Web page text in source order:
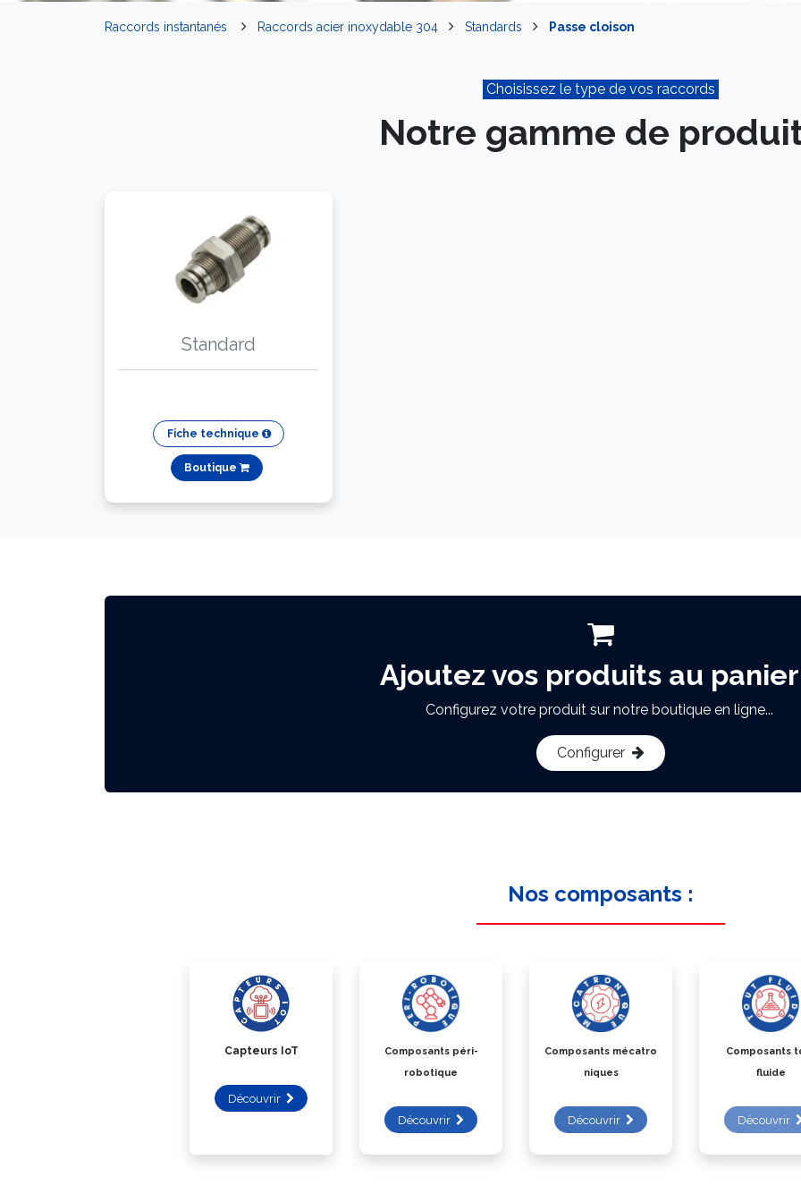
Raccords instantanés Raccords acier inoxydable 304 Standards Passe cloison
Choisissez le type de vos raccords
Notre gamme de
Standard
Fiche technique
Boutique
Ajoutez vos produits au
Configurez votre produit sur notre boutique en ligne...
Configurer
Nos composants :
Capteurs IoT
Découvrir
Composants péri-
robotique
Découvrir
Composants mécatro
niques
Découvrir
Composants
fluide
Découvrir